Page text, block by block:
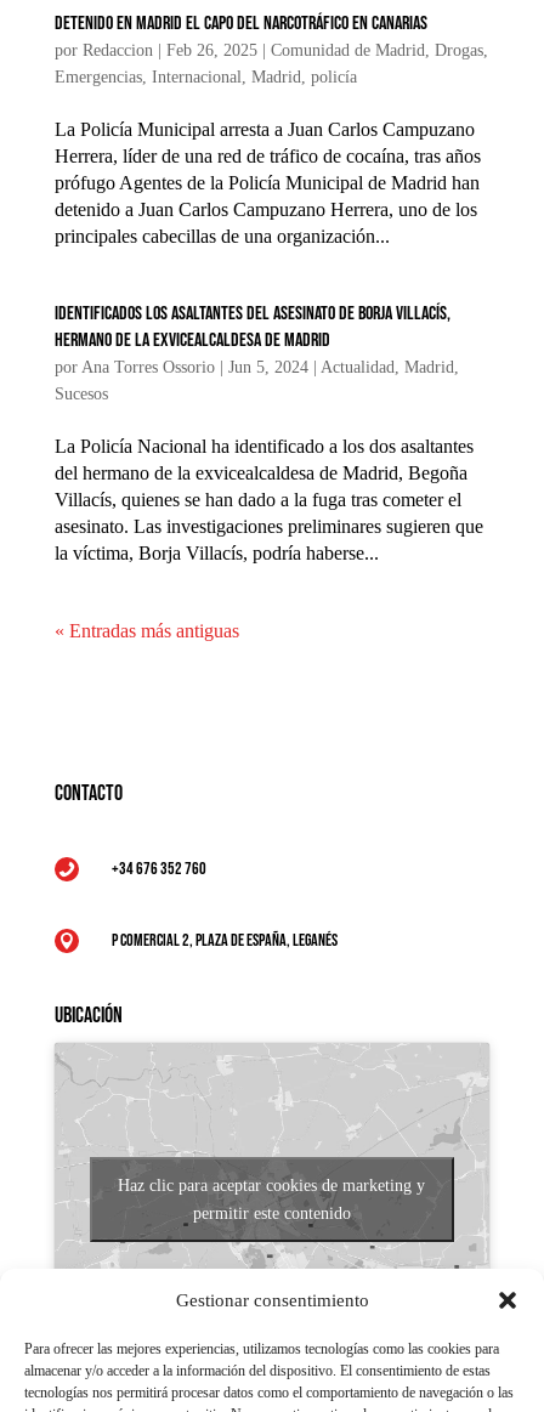
Gestionar consentimiento
Para ofrecer las mejores experiencias, utilizamos tecnologías como las cookies para
almacenar y/o acceder a la información del dispositivo. El consentimiento de estas
tecnologías nos permitirá procesar datos como el comportamiento de navegación o las
Detenido en Madrid el capo del narcotráfico en Canarias
por Redaccion Feb 26, 2025| Comunidad de Madrid Drogas,
Emergencias, Internacional Madrid policía
La Policía Municipal arresta a Juan Carlos Campuzano
Herrera, líder de una red de tráfico de cocaína, tras años
prófugo Agentes de la Policía Municipal de Madrid han
detenido a Juan Carlos Campuzano Herrera, uno de los
principales cabecillas de una organización...
Identificados los asaltantes del asesinato de Borja Villacís,
hermano de la exvicealcaldesa de Madrid
por Ana Torres Ossorio| Jun 5, 2024| Actualidad Madrid
Sucesos
La Policía Nacional ha identificado a los dos asaltantes
del hermano de la exvicealcaldesa de Madrid, Begoña
Villacís, quienes se han dado a la fuga tras cometer el
asesinato. Las investigaciones preliminares sugieren que
la víctima, Borja Villacís, podría haberse...
« Entradas más antiguas
Contacto
 +34 676 352 760
 P Comercial 2, Plaza de España, Leganés
Ubicación
Haz clic para aceptar cookies de marketing y
permitir este contenido